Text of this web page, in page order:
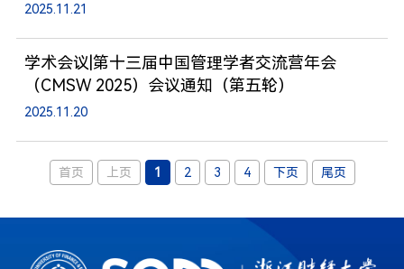
2025.11.21
学术会议|第十三届中国管理学者交流营年会
（CMSW 2025）会议通知（第五轮）
2025.11.20
首页 上页 1 2 3 4 下页 尾页